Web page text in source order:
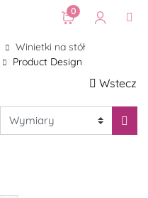
0
Winietki na stół
Product Design
Wstecz